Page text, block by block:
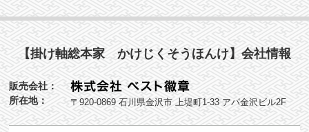
【掛け軸総本家 かけじくそうほんけ】会社情報
販売会社：
所在地：
〒920-0869 石川県金沢市 上堤町1-33 アパ金沢ビル2F